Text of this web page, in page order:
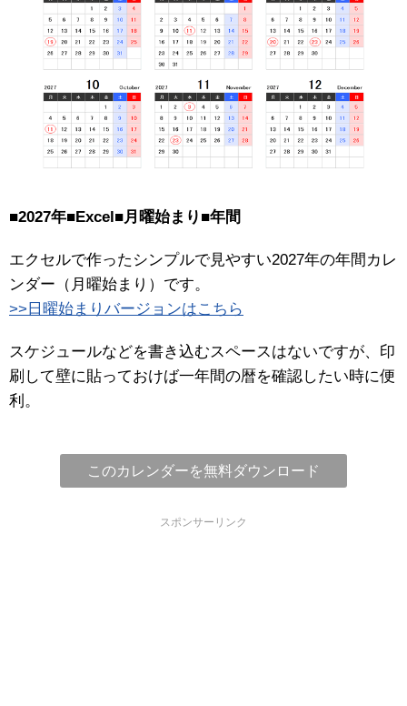
■2027年■Excel■月曜始まり■年間
エクセルで作ったシンプルで見やすい2027年の年間カレ
ンダー（月曜始まり）です。
>>日曜始まりバージョンはこちら
スケジュールなどを書き込むスペースはないですが、印
刷して壁に貼っておけば一年間の暦を確認したい時に便
利。
このカレンダーを無料ダウンロード
スポンサーリンク